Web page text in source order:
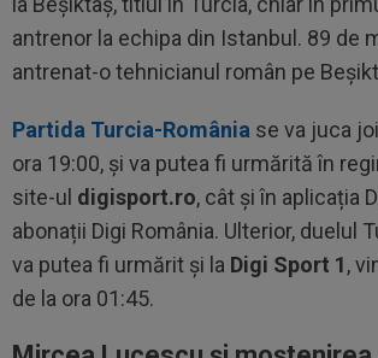
antrenor la echipa din Istanbul. 89 de
antrenat-o tehnicianul român pe
Partida Turcia-România se va juca
ora 19:00, și va putea fi urmărită în
site-ul digisport.ro, cât și în aplicația
abonații Digi România. Ulterior, duelul
va putea fi urmărit și la Digi Sport 1,
de la ora 01:45.